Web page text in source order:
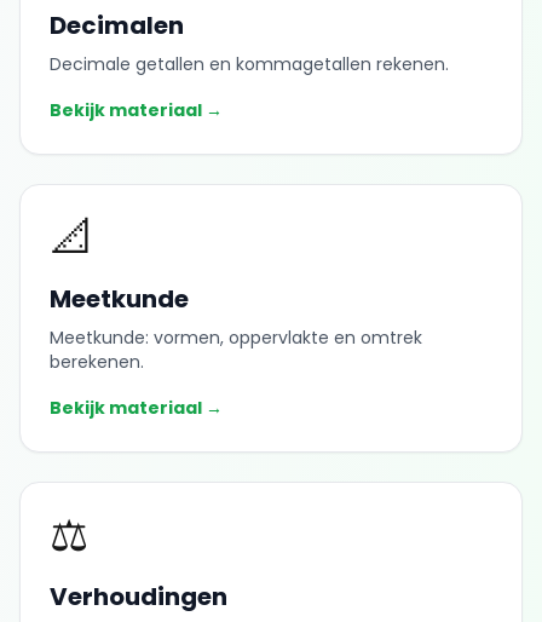
Decimalen
Decimale getallen en kommagetallen rekenen.
Bekijk materiaal →
📐
Meetkunde
Meetkunde: vormen, oppervlakte en omtrek
berekenen.
Bekijk materiaal →
⚖️
Verhoudingen